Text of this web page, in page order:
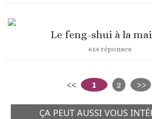
Le feng-shui à la
614 réponses
<< 1 2 >>
ÇA PEUT AUSSI VOUS